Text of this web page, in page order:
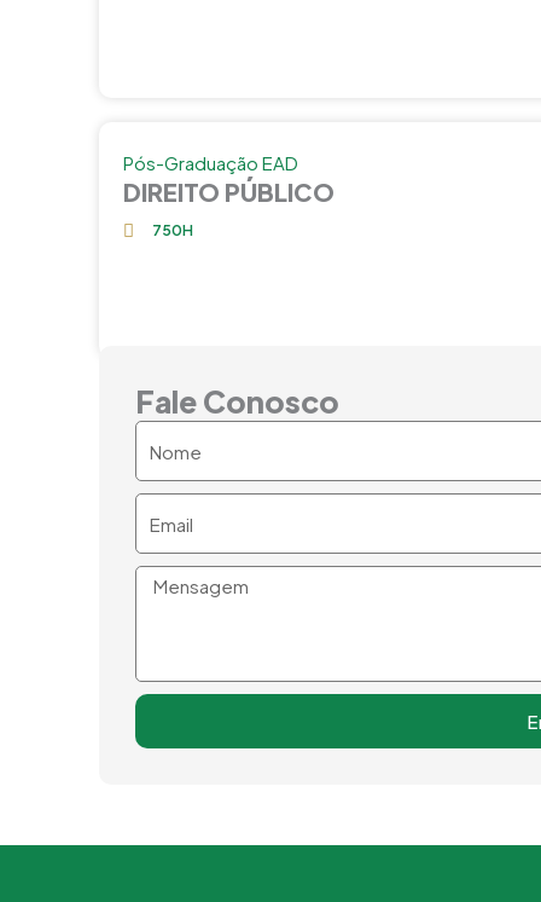
Pós-Graduação EAD
DIREITO PÚBLICO
750H
Fale Conosco
Mensagem